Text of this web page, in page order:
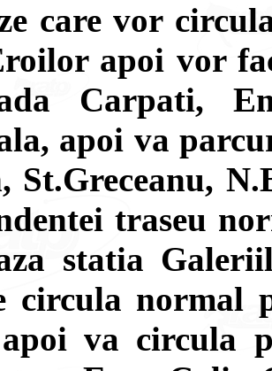
care vor
apoi vor
Carpati,
apoi va
St.Greceanu,
traseu
statia
circula normal
va circula